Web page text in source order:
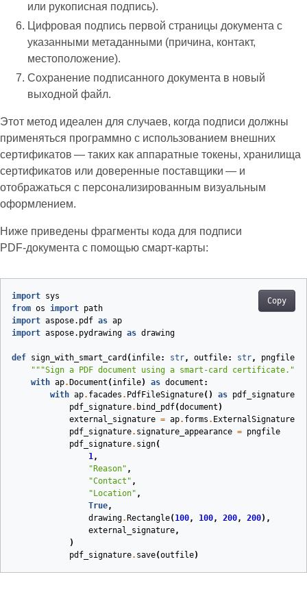
или рукописная подпись).
Цифровая подпись первой страницы документа с
указанными метаданными (причина, контакт,
местоположение).
Сохранение подписанного документа в новый
выходной файл.
Этот метод идеален для случаев, когда подписи должны
применяться программно с использованием внешних
сертификатов — таких как аппаратные токены, хранилища
сертификатов или доверенные поставщики — и
отображаться с персонализированным визуальным
оформлением.
Ниже приведены фрагменты кода для подписи
PDF‑документа с помощью смарт‑карты:
Copy
import sys
from os import path
import aspose.pdf as ap
import aspose.pydrawing as drawing
def sign_with_smart_card ( infile: str, outfile: str, pngfile
"""Sign a PDF document using a smart-card certificate."""
with ap. Document ( infile) as document :
with ap. facades . PdfFileSignature() as pdf_signature
pdf_signature. bind_pdf(document )
external_signature = ap. forms . ExternalSignature
pdf_signature. signature_appearance = pngfile
pdf_signature. sign(
1,
"Reason" ,
"Contact" ,
"Location" ,
True,
drawing. Rectangle( 100, 100, 200, 200),
external_signature,
)
pdf_signature. save(outfile)